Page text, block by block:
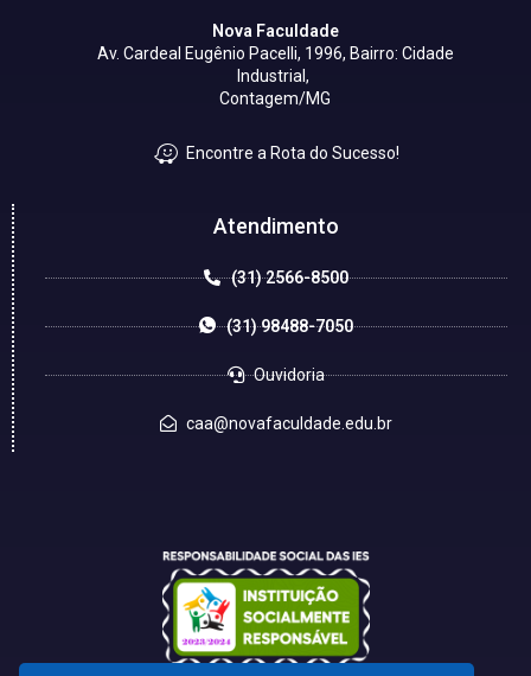
Nova Faculdade
Av. Cardeal Eugênio Pacelli, 1996, Bairro: Cidade
Industrial,
Contagem/MG
Encontre a Rota do Sucesso!
Atendimento
(31) 2566-8500
(31) 98488-7050
Ouvidoria
caa@novafaculdade.edu.br